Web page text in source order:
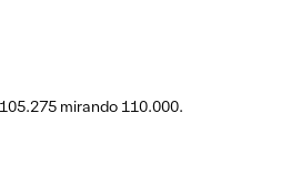
mirando 110.000.